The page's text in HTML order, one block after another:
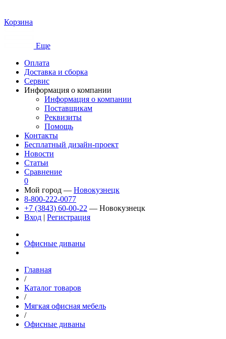
Корзина
Еще
Оплата
Доставка и сборка
Сервис
Информация о компании
Информация о компании
Поставщикам
Реквизиты
Помощь
Контакты
Бесплатный дизайн-проект
Новости
Статьи
Сравнение
0
Мой город — Новокузнецк
8-800-222-0077
+7 (3843) 60-00-22 — Новокузнецк
Вход | Регистрация
Офисные диваны
Главная
/
Каталог товаров
/
Мягкая офисная мебель
/
Офисные диваны